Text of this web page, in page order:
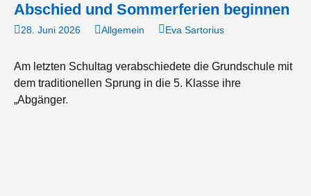
Abschied und Sommerferien beginnen
28. Juni 2026 Allgemein Eva Sartorius
Am letzten Schultag verabschiedete die Grundschule mit
dem traditionellen Sprung in die 5. Klasse ihre
„Abgänger.